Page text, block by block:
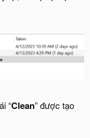
“Clean” được tạo